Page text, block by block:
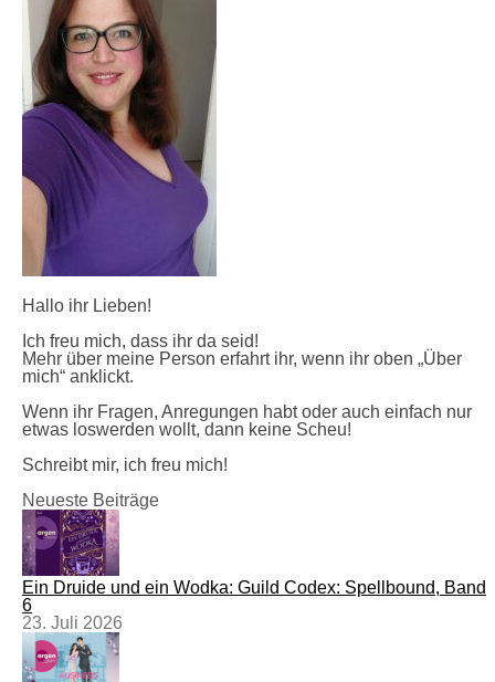
Hallo ihr Lieben!
Ich freu mich, dass ihr da seid!
Mehr über meine Person erfahrt ihr, wenn ihr oben „Über
mich“ anklickt.
Wenn ihr Fragen, Anregungen habt oder auch einfach nur
etwas loswerden wollt, dann keine Scheu!
Schreibt mir, ich freu mich!
Neueste Beiträge
Ein Druide und ein Wodka: Guild Codex: Spellbound, Band
6
23. Juli 2026